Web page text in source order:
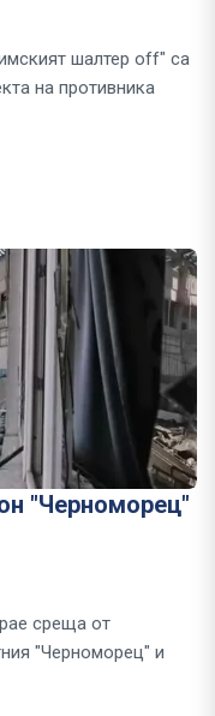
шалтер off" са
на противника
"Черноморец"
среща от
"Черноморец" и